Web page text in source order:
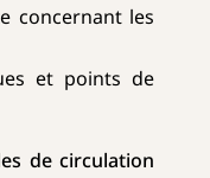
concernant les
et points de
de circulation